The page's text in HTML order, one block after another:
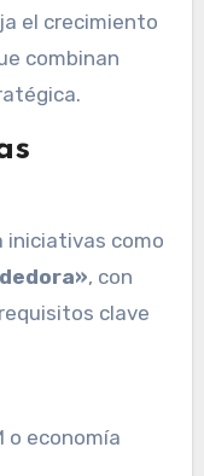
el crecimiento
combinan
iniciativas como
, con
clave
o economía